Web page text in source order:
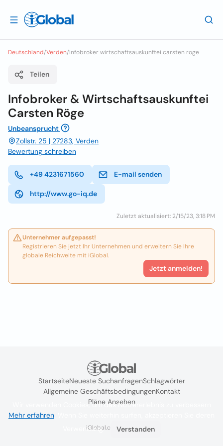
Deutschland/Verden/Infobroker wirtschaftsauskunftei carsten roge
Teilen
Infobroker & Wirtschaftsauskunftei
Carsten Röge
Unbeansprucht
Zollstr. 25 | 27283, Verden
Bewertung schreiben
+49 4231671560 E-mail senden
http://www.go-iq.de
Zuletzt aktualisiert: 2/15/23, 3:18 PM
Unternehmer aufgepasst!
Registrieren Sie jetzt Ihr Unternehmen und erweitern Sie Ihre
globale Reichweite mit iGlobal.
Jetzt anmelden!
StartseiteNeueste SuchanfragenSchlagwörter
Allgemeine GeschäftsbedingungenKontakt
Pläne Ansehen
iGlobal.co @ 2024
Wir verwenden Cookies, um das Nutzererlebnis zu verbessern
Mehr erfahren
Verwendung.
Verstanden